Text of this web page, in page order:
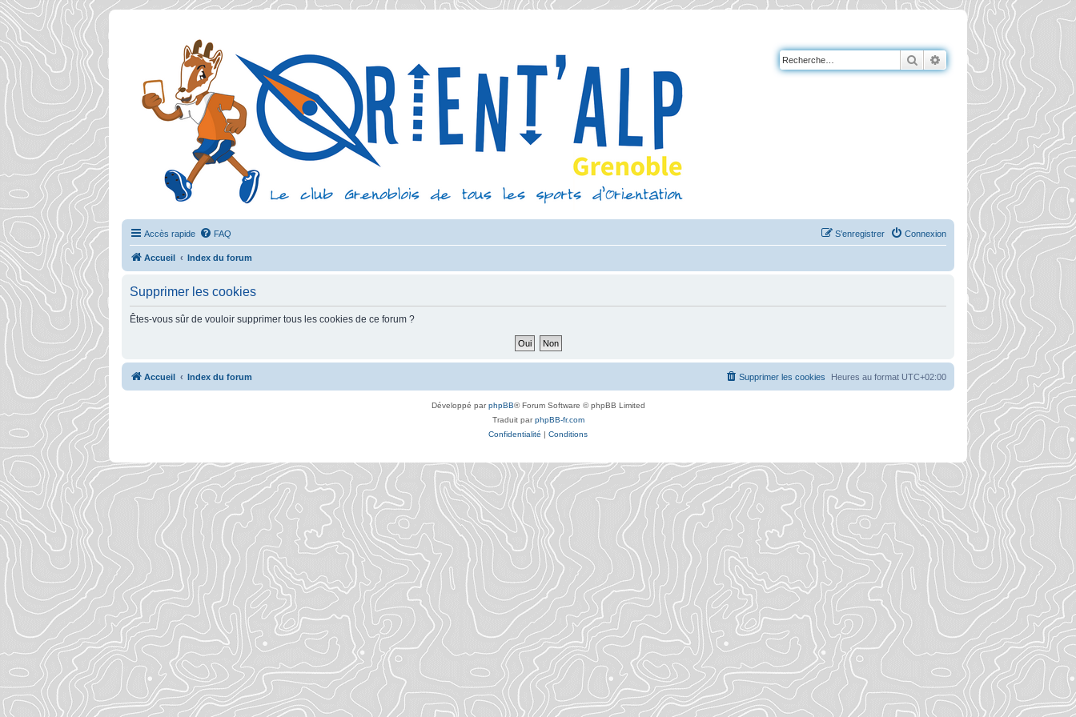
RechercherRecherche avancée
Accès rapide FAQ Connexion
S’enregistrer
Accueil Index du forum
Supprimer les cookies
Êtes-vous sûr de vouloir supprimer tous les cookies de ce forum ?
Accueil Index du forum Heures au format UTC+02:00
Supprimer les cookies
Développé parphpBB® Forum Software © phpBB Limited
Traduit parphpBB-fr.com
Confidentialité | Conditions